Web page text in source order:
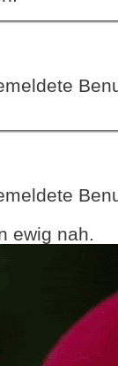
ewig nah.